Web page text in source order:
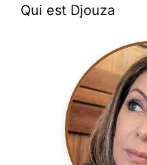
Qui est Djouza